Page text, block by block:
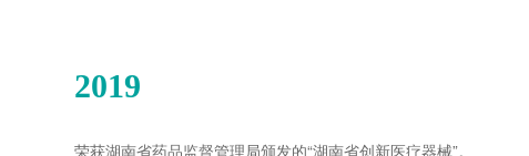
2019
荣获湖南省药品监督管理局颁发的“湖南省创新医疗器械”。